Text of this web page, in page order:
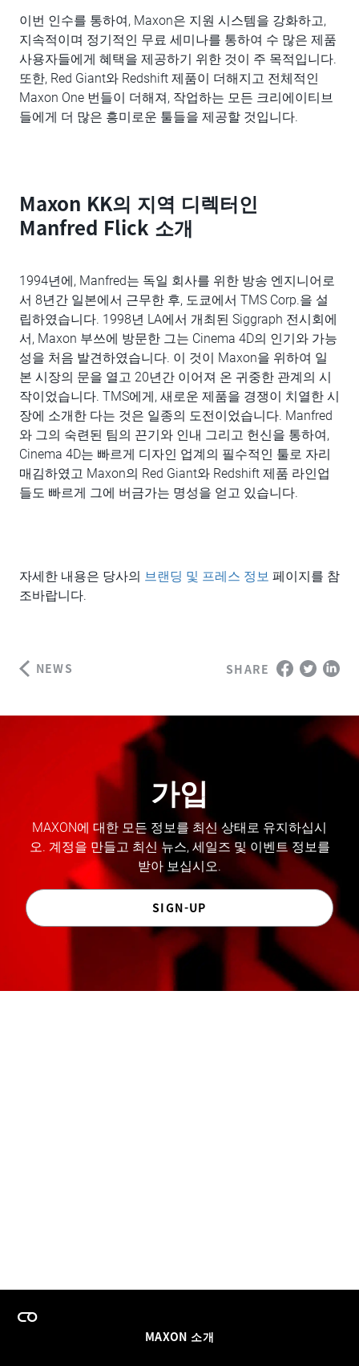
이번 인수를 통하여, Maxon은 지원 시스템을 강화하고,
지속적이며 정기적인 무료 세미나를 통하여 수 많은 제품
사용자들에게 혜택을 제공하기 위한 것이 주 목적입니다.
또한, Red Giant와 Redshift 제품이 더해지고 전체적인
Maxon One 번들이 더해져, 작업하는 모든 크리에이티브
들에게 더 많은 흥미로운 툴들을 제공할 것입니다.
Maxon KK의 지역 디렉터인
Manfred Flick 소개
1994년에, Manfred는 독일 회사를 위한 방송 엔지니어로
서 8년간 일본에서 근무한 후, 도쿄에서 TMS Corp.을 설
립하였습니다. 1998년 LA에서 개최된 Siggraph 전시회에
서, Maxon 부쓰에 방문한 그는 Cinema 4D의 인기와 가능
성을 처음 발견하였습니다. 이 것이 Maxon을 위하여 일
본 시장의 문을 열고 20년간 이어져 온 귀중한 관계의 시
작이었습니다. TMS에게, 새로운 제품을 경쟁이 치열한 시
장에 소개한 다는 것은 일종의 도전이었습니다. Manfred
와 그의 숙련된 팀의 끈기와 인내 그리고 헌신을 통하여,
Cinema 4D는 빠르게 디자인 업계의 필수적인 툴로 자리
매김하였고 Maxon의 Red Giant와 Redshift 제품 라인업
들도 빠르게 그에 버금가는 명성을 얻고 있습니다.
자세한 내용은 당사의 브랜딩 및 프레스 정보 페이지를 참
조바랍니다.
NEWS SHARE
가입
MAXON에 대한 모든 정보를 최신 상태로 유지하십시
오. 계정을 만들고 최신 뉴스, 세일즈 및 이벤트 정보를
받아 보십시오.
SIGN-UP
MAXON 소개